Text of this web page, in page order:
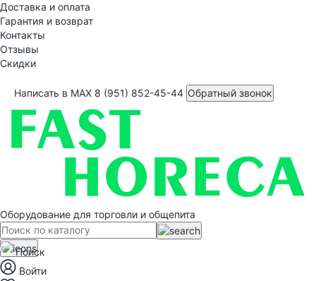
Доставка и оплата
Гарантия и возврат
Контакты
Отзывы
Скидки
Написать в MAX 8 (951) 852-45-44 Обратный звонок
Оборудование для торговли и общепита
Поиск
Войти